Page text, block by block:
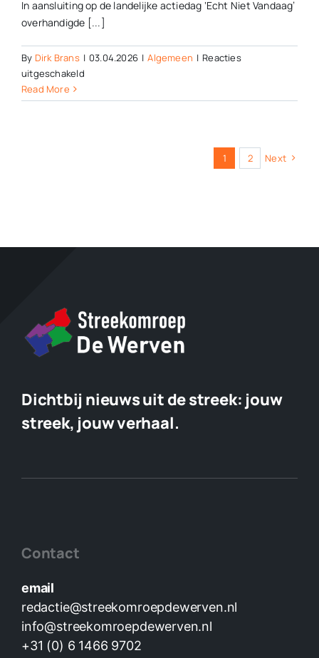
In aansluiting op de landelijke actiedag ‘Echt Niet Vandaag’
overhandigde [...]
By Dirk Brans | 03.04.2026 | Algemeen | Reacties
uitgeschakeldvoor
Ducks
Read More
1 2 Next
Dichtbij nieuws uit de streek: jouw
streek, jouw verhaal.
Contact
email
redactie@streekomroepdewerven.nl
info@streekomroepdewerven.nl
+31 (0) 6 1466 9702